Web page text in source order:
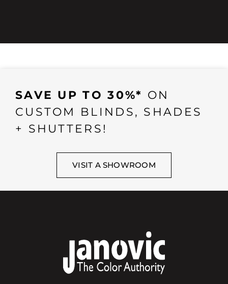
SAVE UP TO 30%* ON
CUSTOM BLINDS, SHADES
+ SHUTTERS!
VISIT A SHOWROOM